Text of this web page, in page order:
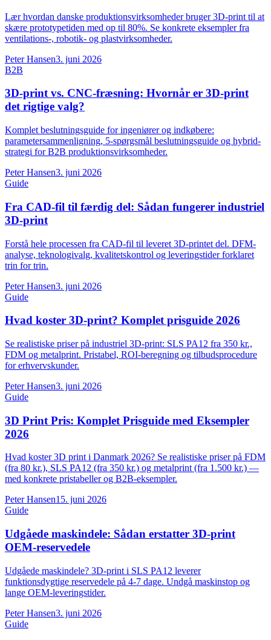
Lær hvordan danske produktionsvirksomheder bruger 3D-print til at
skære prototypetiden med op til 80%. Se konkrete eksempler fra
ventilations-, robotik- og plastvirksomheder.
Peter Hansen3. juni 2026
B2B
3D-print vs. CNC-fræsning: Hvornår er 3D-print
det rigtige valg?
Komplet beslutningsguide for ingeniører og indkøbere:
parametersammenligning, 5-spørgsmål beslutningsguide og hybrid-
strategi for B2B produktionsvirksomheder.
Peter Hansen3. juni 2026
Guide
Fra CAD-fil til færdig del: Sådan fungerer industriel
3D-print
Forstå hele processen fra CAD-fil til leveret 3D-printet del. DFM-
analyse, teknologivalg, kvalitetskontrol og leveringstider forklaret
trin for trin.
Peter Hansen3. juni 2026
Guide
Hvad koster 3D-print? Komplet prisguide 2026
Se realistiske priser på industriel 3D-print: SLS PA12 fra 350 kr.,
FDM og metalprint. Pristabel, ROI-beregning og tilbudsprocedure
for erhvervskunder.
Peter Hansen3. juni 2026
Guide
3D Print Pris: Komplet Prisguide med Eksempler
2026
Hvad koster 3D print i Danmark 2026? Se realistiske priser på FDM
(fra 80 kr.), SLS PA12 (fra 350 kr.) og metalprint (fra 1.500 kr.) —
med konkrete pristabeller og B2B-eksempler.
Peter Hansen15. juni 2026
Guide
Udgåede maskindele: Sådan erstatter 3D-print
OEM-reservedele
Udgåede maskindele? 3D-print i SLS PA12 leverer
funktionsdygtige reservedele på 4-7 dage. Undgå maskinstop og
lange OEM-leveringstider.
Peter Hansen3. juni 2026
Guide